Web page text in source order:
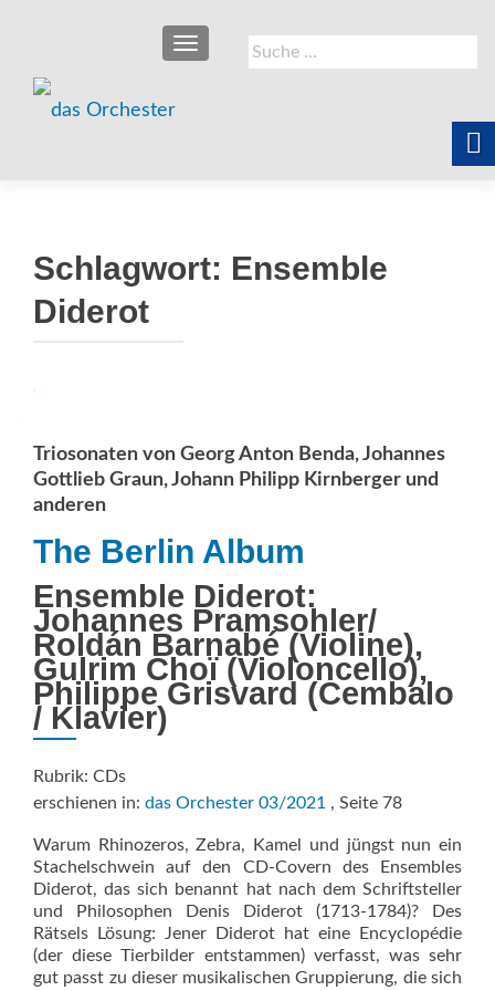
Suche
nach:
SCHALTE NAVIGATION
Schlagwort: Ensemble
Diderot
Triosonaten von Georg Anton Benda, Johannes
Gottlieb Graun, Johann Philipp Kirnberger und
anderen
The Berlin Album
Ensemble Diderot:
Johannes Pramsohler/
Roldán Barnabé (Violine),
Gulrim Choï (Violoncello),
Philippe Grisvard (Cembalo
/ Klavier)
Rubrik: CDs
erschienen in: das Orchester 03/2021 , Seite 78
Warum Rhinozeros, Zebra, Kamel und jüngst nun ein
Stachel­schwein auf den CD-Covern des Ensembles
Diderot, das sich be­nannt hat nach dem Schriftsteller
und Philosophen Denis Diderot (1713-1784)? Des
Rätsels Lösung: Jener Diderot hat eine Encyclopédie
(der diese Tierbilder entstammen) verfasst, was sehr
gut passt zu dieser musikalischen Gruppierung, die sich